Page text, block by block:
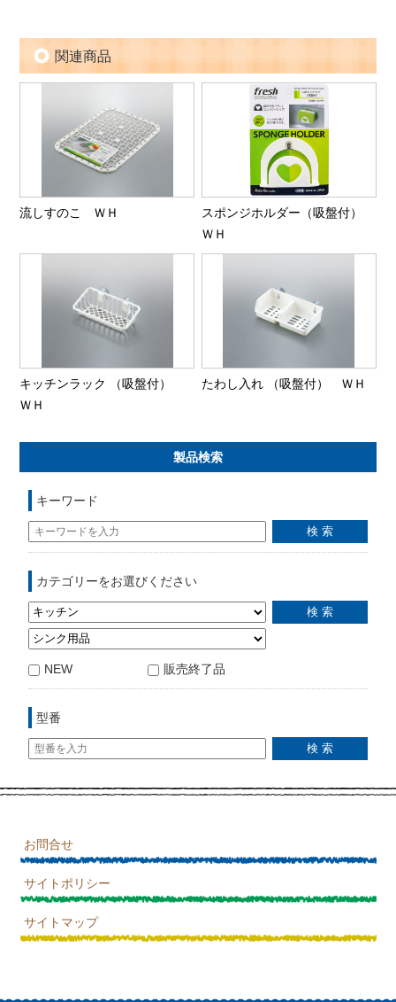
関連商品
流しすのこ ＷＨ
スポンジホルダー（吸盤付）
ＷＨ
キッチンラック （吸盤付）
ＷＨ
たわし入れ （吸盤付） ＷＨ
製品検索
キーワード
カテゴリーをお選びください
NEW 販売終了品
型番
お問合せ
サイトポリシー
サイトマップ